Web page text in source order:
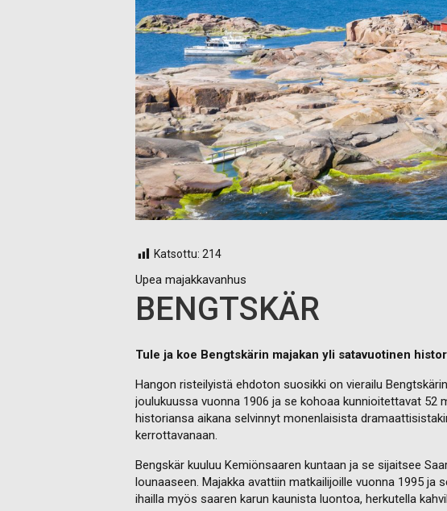
Katsottu: 214
Upea majakkavanhus
BENGTSKÄR
Tule ja koe Bengtskärin majakan yli satavuotinen
Hangon risteilyistä ehdoton suosikki on vierailu
joulukuussa vuonna 1906 ja se kohoaa kunnioitettavat 52
historiansa aikana selvinnyt monenlaisista
kerrottavanaan.
Bengskär kuuluu Kemiönsaaren kuntaan ja se sijaitsee
lounaaseen. Majakka avattiin matkailijoille vuonna 1995
ihailla myös saaren karun kaunista luontoa, herkutella